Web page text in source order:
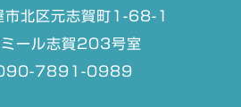
市北区元志賀町1-68-1
ミール志賀203号室
090-7891-0989